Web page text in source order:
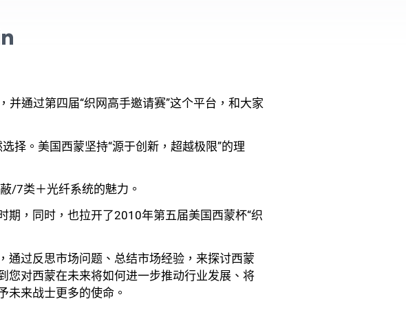
通过第四届“织网高手邀请赛”这个平台，和大家
择。美国西蒙坚持“源于创新，超越极限”的理
/7类＋光纤系统的魅力。
，同时，也拉开了2010年第五届美国西蒙杯“织
通过反思市场问题、总结市场经验，来探讨西蒙
您对西蒙在未来将如何进一步推动行业发展、将
未来战士更多的使命。